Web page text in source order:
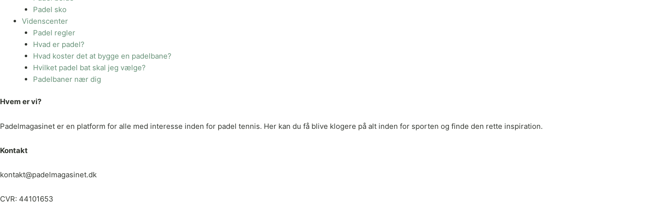
Padel sko
Videnscenter
Padel regler
Hvad er padel?
Hvad koster det at bygge en padelbane?
Hvilket padel bat skal jeg vælge?
Padelbaner nær dig
Hvem er vi?
Padelmagasinet er en platform for alle med interesse inden for padel tennis. Her kan du få blive klogere på alt inden for sporten og finde den rette inspiration.
Kontakt
kontakt@padelmagasinet.dk
CVR: 44101653